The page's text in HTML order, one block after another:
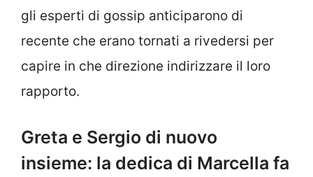
gli esperti di gossip anticiparono di
recente che erano tornati a rivedersi per
capire in che direzione indirizzare il loro
rapporto.
Greta e Sergio di nuovo
insieme: la dedica di Marcella fa